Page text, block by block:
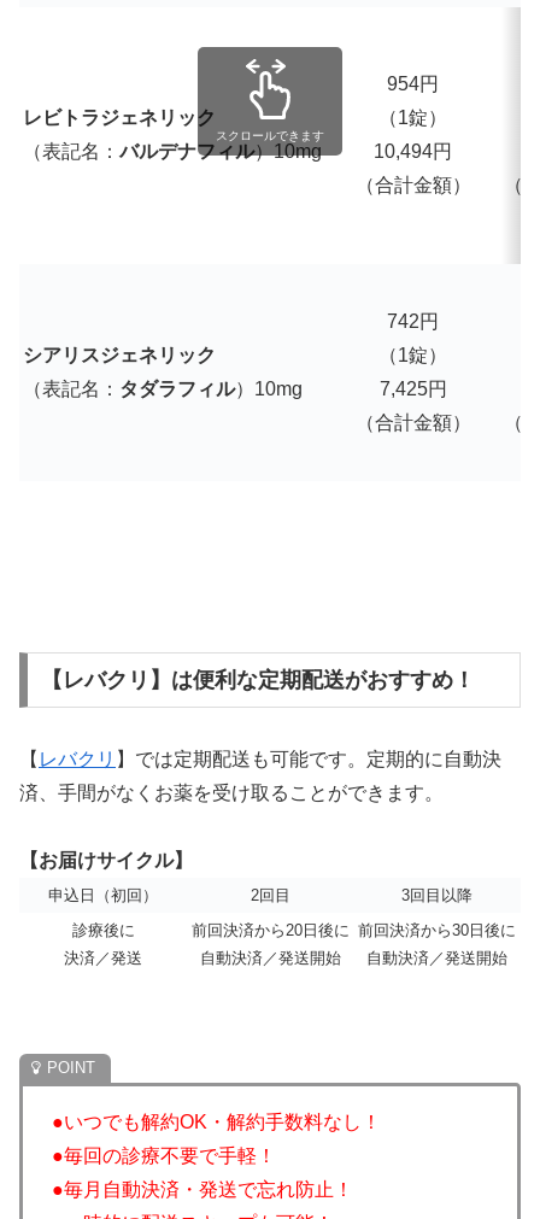
レビトラジェネリック
（表記名：バルデナフィル）10mg
954円
（1錠）
10,494円
（合計金額）
（
シアリスジェネリック
（表記名： タダラフィル）10mg
742円
（1錠）
7,425円
（合計金額）
（
スクロールできます
【レバクリ】は便利な定期配送がおすすめ！
【 レバクリ 】では定期配送も可能です。定期的に自動決
済、手間がなくお薬を受け取ることができます。
【お届けサイクル】
申込日（初回） 2回目
3回目以降
診療後に
決済／発送
前回決済から20日後に
自動決済／発送開始
前回決済から30日後に
自動決済／発送開始
●いつでも解約OK・解約手数料なし！
●毎回の診療不要で手軽！
●毎月自動決済・発送で忘れ防止！